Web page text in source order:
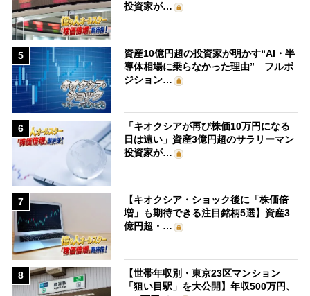
投資家が…
5
資産10億円超の投資家が明かす“AI・半
導体相場に乗らなかった理由” フルポ
ジション…
6
「キオクシアが再び株価10万円になる
日は遠い」資産3億円超のサラリーマン
投資家が…
7
【キオクシア・ショック後に「株価倍
増」も期待できる注目銘柄5選】資産3
億円超・…
8
【世帯年収別・東京23区マンション
「狙い目駅」を大公開】年収500万円、